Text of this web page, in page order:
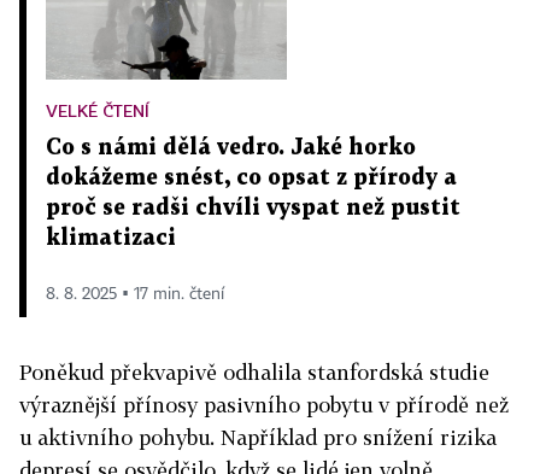
VELKÉ ČTENÍ
Co s námi dělá vedro. Jaké horko
dokážeme snést, co opsat z přírody a
proč se radši chvíli vyspat než pustit
klimatizaci
8. 8. 2025 ▪ 17 min. čtení
Poněkud překvapivě odhalila stanfordská studie
výraznější přínosy pasivního pobytu v přírodě než
u aktivního pohybu. Například pro snížení rizika